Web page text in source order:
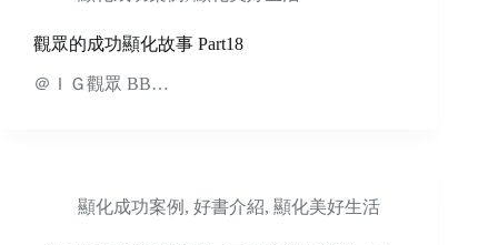
觀眾的成功顯化故事 Part18
＠ＩＧ觀眾 BB…
顯化成功案例 , 好書介紹, 顯化美好生活